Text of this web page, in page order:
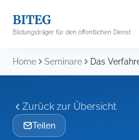
content
BITEG
Bildungsträger für den öffentlichen Dienst
Home Seminare
Zurück zur Übersicht
Teilen